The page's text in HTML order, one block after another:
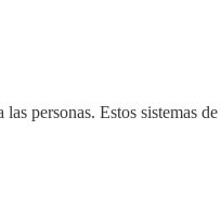
personas. Estos sistemas